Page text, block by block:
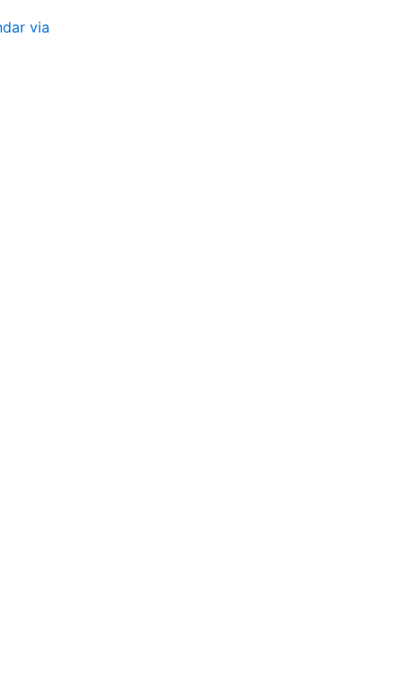
via